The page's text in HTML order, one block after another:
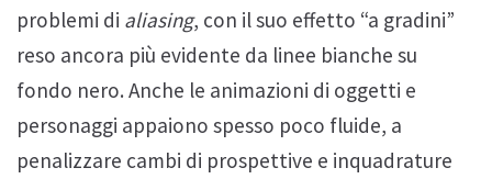
problemi di aliasing, con il suo effetto “a gradini”
reso ancora più evidente da linee bianche su
fondo nero. Anche le animazioni di oggetti e
personaggi appaiono spesso poco fluide, a
penalizzare cambi di prospettive e inquadrature